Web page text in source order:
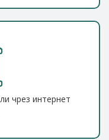
чрез интернет